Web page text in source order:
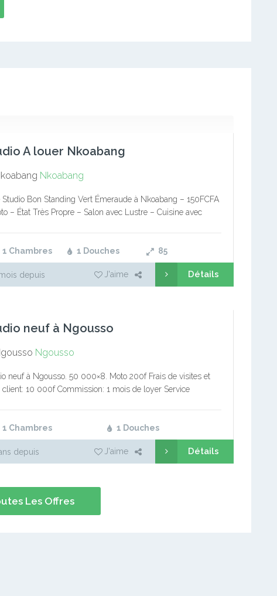
A louer Nkoabang
Nkoabang
Studio Bon Standing Vert Émeraude à Nkoabang – 150FCFA
– État Très Propre – Salon avec Lustre – Cuisine avec
1 Chambres 1 Douches 85
depuis J'aime Détails
neuf à Ngousso
Ngousso
neuf à Ngousso. 50 000×8. Moto 200f Frais de visites et
client: 10 000f Commission: 1 mois de loyer Service
1 Chambres
1 Douches
depuis J'aime Détails
Les Offres